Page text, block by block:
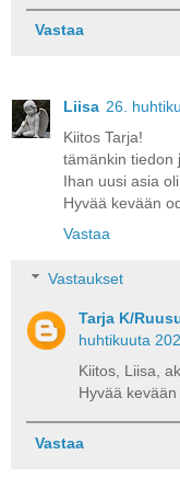
Vastaa
Liisa 26.
Kiitos Tarja!
tämänkin tiedon
Ihan uusi asia oli.
Hyvää kevään
Vastaa
Vastaukset
Tarja K/
huhtikuuta
Kiitos, Liisa,
Hyvää
Vastaa